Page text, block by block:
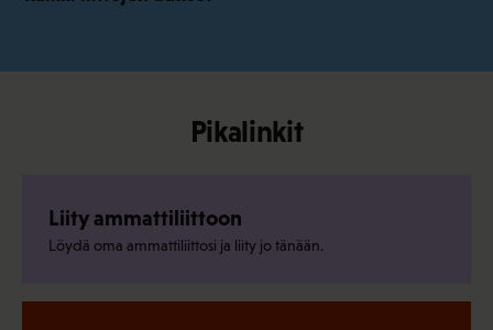
Pikalinkit
Liity ammattiliittoon
Löydä oma ammattiliittosi ja liity jo tänään.